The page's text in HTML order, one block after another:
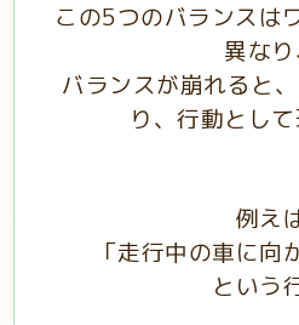
この5つのバランスは
異なり
バランスが崩れると
り、行動として
例え
「走行中の車に向
という